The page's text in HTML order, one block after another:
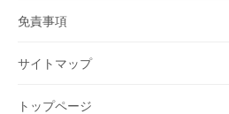
免責事項
サイトマップ
トップページ